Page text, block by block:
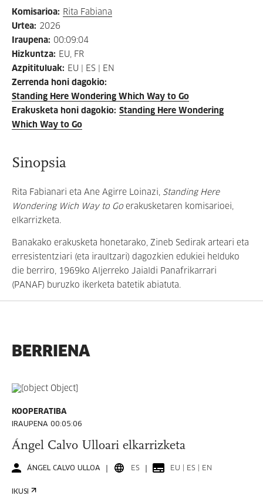
Komisarioa: Rita Fabiana
Urtea: 2026
Iraupena: 00:09:04
Hizkuntza: EU, FR
Azpitituluak: EU | ES | EN
Zerrenda honi dagokio:
Standing Here Wondering Which Way to Go
Erakusketa honi dagokio: Standing Here Wondering
Which Way to Go
Sinopsia
Rita Fabianari eta Ane Agirre Loinazi, Standing Here
Wondering Wich Way to Go erakusketaren komisarioei,
elkarrizketa.
Banakako erakusketa honetarako, Zineb Sedirak arteari eta
erresistentziari (eta iraultzari) dagozkien edukiei helduko
die berriro, 1969ko Aljerreko Jaialdi Panafrikarrari
(PANAF) buruzko ikerketa batetik abiatuta.
BERRIENA
KOOPERATIBA
IRAUPENA 00:05:06
Ángel Calvo Ulloari elkarrizketa
ÁNGEL CALVO ULLOA ES EU | ES | EN
IKUSI